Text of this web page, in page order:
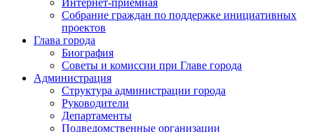
Интернет-приемная
Собрание граждан по поддержке инициативных
проектов
Глава города
Биография
Советы и комиссии при Главе города
Администрация
Структура администрации города
Руководители
Департаменты
Подведомственные организации